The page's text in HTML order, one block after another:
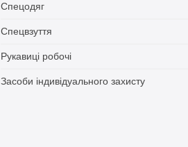
Спецодяг
Спецвзуття
Рукавиці робочі
Засоби індивідуального захисту